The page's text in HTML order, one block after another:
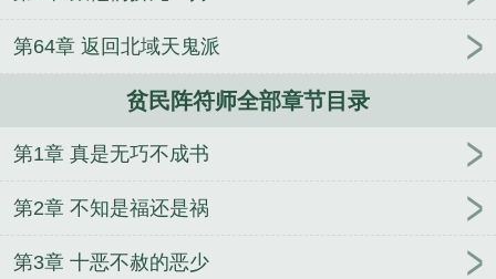
第64章 返回北域天鬼派
贫民阵符师全部章节目录
第1章 真是无巧不成书
第2章 不知是福还是祸
第3章 十恶不赦的恶少